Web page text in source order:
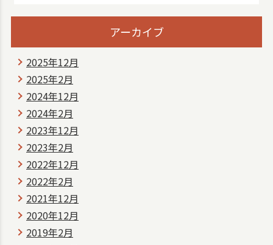
アーカイブ
2025年12月
2025年2月
2024年12月
2024年2月
2023年12月
2023年2月
2022年12月
2022年2月
2021年12月
2020年12月
2019年2月